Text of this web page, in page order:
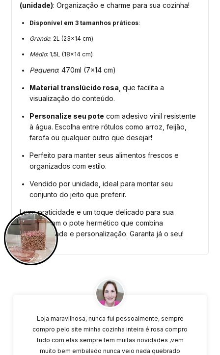
(unidade): Organização e charme para sua cozinha!
Disponível em 3 tamanhos práticos:
Grande: 2L (23x14 cm)
Médio: 1,5L (18x14 cm)
Pequeno: 470ml (7x14 cm)
Material translúcido rosa , que facilita a
visualização do conteúdo.
Personalize seu pote com adesivo vinil resistente
à água. Escolha entre rótulos como arroz, feijão,
farofa ou qualquer outro que desejar!
Perfeito para manter seus alimentos frescos e
organizados com estilo.
Vendido por unidade, ideal para montar seu
conjunto do jeito que preferir.
Leve praticidade e um toque delicado para sua
cozinha com o pote hermético que combina
funcionalidade e personalização. Garanta já o seu!
Loja maravilhosa, nunca fui pessoalmente, sempre
compro pelo site minha cozinha inteira é rosa compro
tudo com elas sempre tem muitas novidades ,vem
muito bem embalado nunca veio nada quebrado